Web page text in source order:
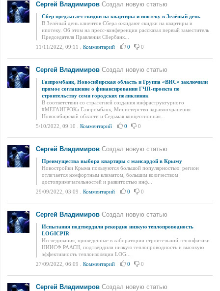
Сергей Владимиров Создал новую статью
Сбер предлагает скидки на квартиры и ипотеку в Зелёный день
В Зелёный день клиентов Сбера ожидают скидки на квартиры и
ипотеку. Об этом на пресс-конференции рассказал первый заместитель
Председателя Правления Сбербанк...
11/11/2022, 09:11
Комментарий 0 0
Сергей Владимиров Создал новую статью
Газпромбанк, Новосибирская область и Группа «ВИС» заключили
прямое соглашение о финансировании ГЧП-проекта по
строительству семи городских поликлиник
В соответствии со стратегией создания инфраструктурного
#МЕГАИГРОКа Газпромбанк, Министерство здравоохранения
Новосибирской области и Седьмая концессионная...
5/10/2022, 09:10
Комментарий 0 0
Сергей Владимиров Создал новую статью
Преимущества выбора квартиры с мансардой в Крыму
Новостройки Крыма пользуются большой популярностью: регион
отличается комфортным климатом, большим количеством
достопримечательностей и развитостью инф...
29/09/2022, 03:09
Комментарий 0 0
Сергей Владимиров Создал новую статью
Испытания подтвердили рекордно низкую теплопроводность
LOGICPIR
Исследования, проведенные в лаборатории строительной теплофизики
НИИСФ РААСН, подтвердили низкую теплопроводность и высокую
эффективность теплоизоляции LOG...
27/09/2022, 06:09
Комментарий 0 0
Сергей Владимиров Создал новую статью